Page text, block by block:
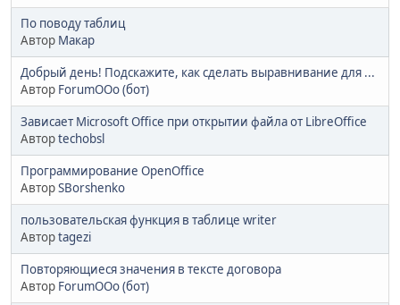
По поводу таблиц
Автор Макар
Добрый день! Подскажите, как сделать выравнивание для ...
Автор ForumOOo (бот)
Зависает Microsoft Office при открытии файла от LibreOffice
Авторtechobsl
Программирование OpenOffice
АвторSBorshenko
пользовательская функция в таблице writer
Авторtagezi
Повторяющиеся значения в тексте договора
Автор ForumOOo (бот)